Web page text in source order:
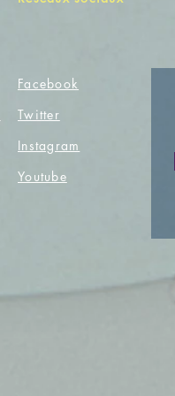
Facebook
Twitter
Instagram
Youtube